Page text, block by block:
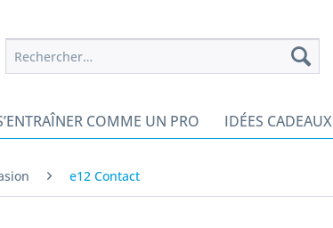
COMME UN PRO IDÉES CADEAUX
e12 Contact